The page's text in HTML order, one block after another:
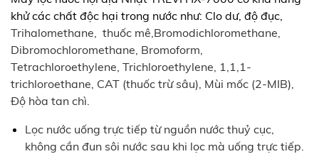
khử các chất độc hại trong nước như: Clo dư, độ đục,
Trihalomethane, thuốc mê,Bromodichloromethane,
Dibromochloromethane, Bromoform,
Tetrachloroethylene, Trichloroethylene, 1,1,1-
trichloroethane, CAT (thuốc trừ sâu), Mùi mốc (2-MIB),
Độ hòa tan chì.
Lọc nước uống trực tiếp từ nguồn nước thuỷ cục,
không cần đun sôi nước sau khi lọc mà uống trực tiếp.